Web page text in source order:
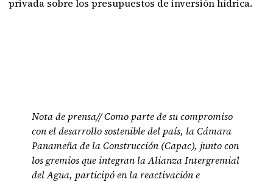
privada sobre los presupuestos de inversión hídrica.
Nota de prensa// Como parte de su compromiso
con el desarrollo sostenible del país, la Cámara
Panameña de la Construcción (Capac), junto con
los gremios que integran la Alianza Intergremial
del Agua, participó en la reactivación e